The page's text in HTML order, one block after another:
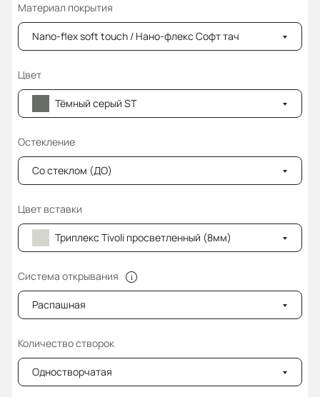
Материал покрытия
Nano-flex soft touch / Нано-флекс Софт тач
Цвет
Тёмный серый ST
Остекление
Со стеклом (ДО)
Цвет вставки
Триплекс Tivoli просветленный (8мм)
Система открывания
Распашная
Количество створок
Одностворчатая